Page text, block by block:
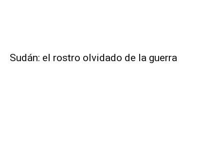
Sudán: el rostro olvidado de la guerra